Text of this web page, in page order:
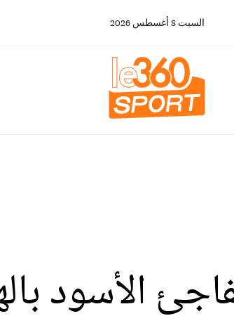
السبت 8 أغسطس 2026
الأسود